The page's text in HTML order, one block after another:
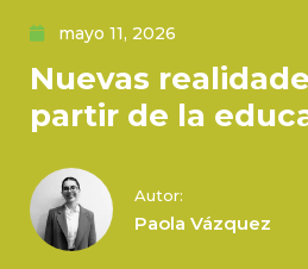
mayo 11, 2026
Nuevas
partir de la
Autor:
Paola Vázquez